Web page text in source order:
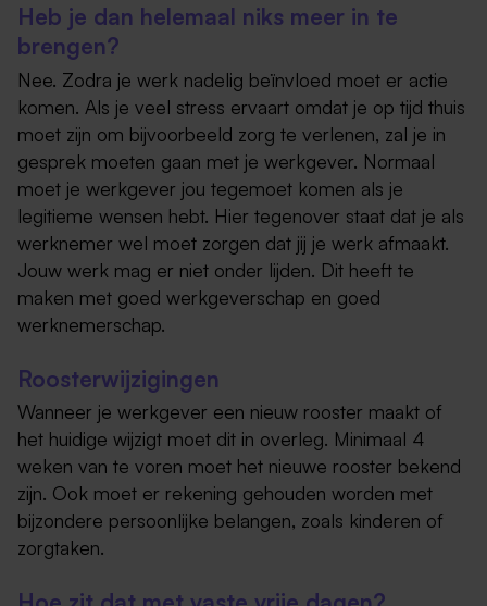
Heb je dan helemaal niks meer in te
brengen?
Nee. Zodra je werk nadelig beïnvloed moet er actie
komen. Als je veel stress ervaart omdat je op tijd thuis
moet zijn om bijvoorbeeld zorg te verlenen, zal je in
gesprek moeten gaan met je werkgever. Normaal
moet je werkgever jou tegemoet komen als je
legitieme wensen hebt. Hier tegenover staat dat je als
werknemer wel moet zorgen dat jij je werk afmaakt.
Jouw werk mag er niet onder lijden. Dit heeft te
maken met goed werkgeverschap en goed
werknemerschap.
Roosterwijzigingen
Wanneer je werkgever een nieuw rooster maakt of
het huidige wijzigt moet dit in overleg. Minimaal 4
weken van te voren moet het nieuwe rooster bekend
zijn. Ook moet er rekening gehouden worden met
bijzondere persoonlijke belangen, zoals kinderen of
zorgtaken.